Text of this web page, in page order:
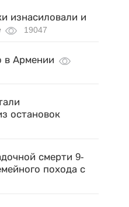
изнасиловали и
19047
в Армении
остановок
смерти 9-
похода с